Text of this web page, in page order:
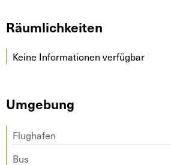
Räumlichkeiten
Keine Informationen verfügbar
Umgebung
Flughafen
Bus